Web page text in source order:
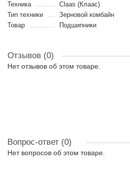
Техника
Claas (Клаас)
Тип техники
Зерновой комбайн
Товар
Подшипники
Отзывов (0)
Нет отзывов об этом товаре.
Вопрос-ответ (0)
Нет вопросов об этом товаре.